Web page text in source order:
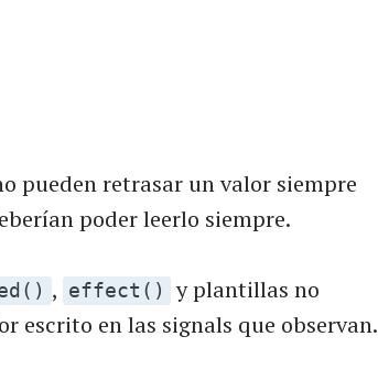
pueden retrasar un valor siempre
poder leerlo siempre.
, effect()
y plantillas no
escrito en las signals que observan.